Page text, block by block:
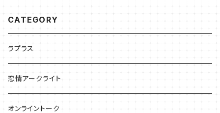
CATEGORY
ラプラス
恋情アークライト
オンライントーク